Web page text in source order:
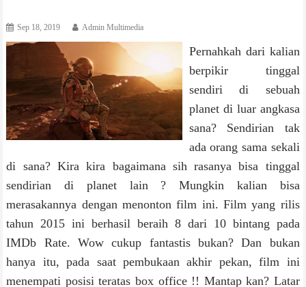
Sep 18, 2019 Admin Multimedia
Pernahkah dari kalian
berpikir tinggal
sendiri di sebuah
planet di luar angkasa
sana? Sendirian tak
ada orang sama sekali
di sana? Kira kira bagaimana sih rasanya bisa tinggal
sendirian di planet lain ? Mungkin kalian bisa
merasakannya dengan menonton film ini. Film yang rilis
tahun 2015 ini berhasil beraih 8 dari 10 bintang pada
IMDb Rate. Wow cukup fantastis bukan? Dan bukan
hanya itu, pada saat pembukaan akhir pekan, film ini
menempati posisi teratas box office !! Mantap kan? Latar